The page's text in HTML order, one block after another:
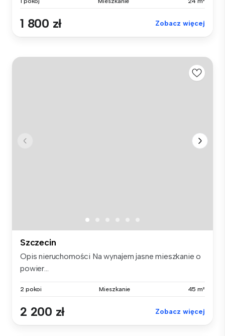
1 800 zł Zobacz więcej
Szczecin
Opis nieruchomości Na wynajem jasne mieszkanie o
powier...
2 pokoi Mieszkanie 45 m²
2 200 zł Zobacz więcej